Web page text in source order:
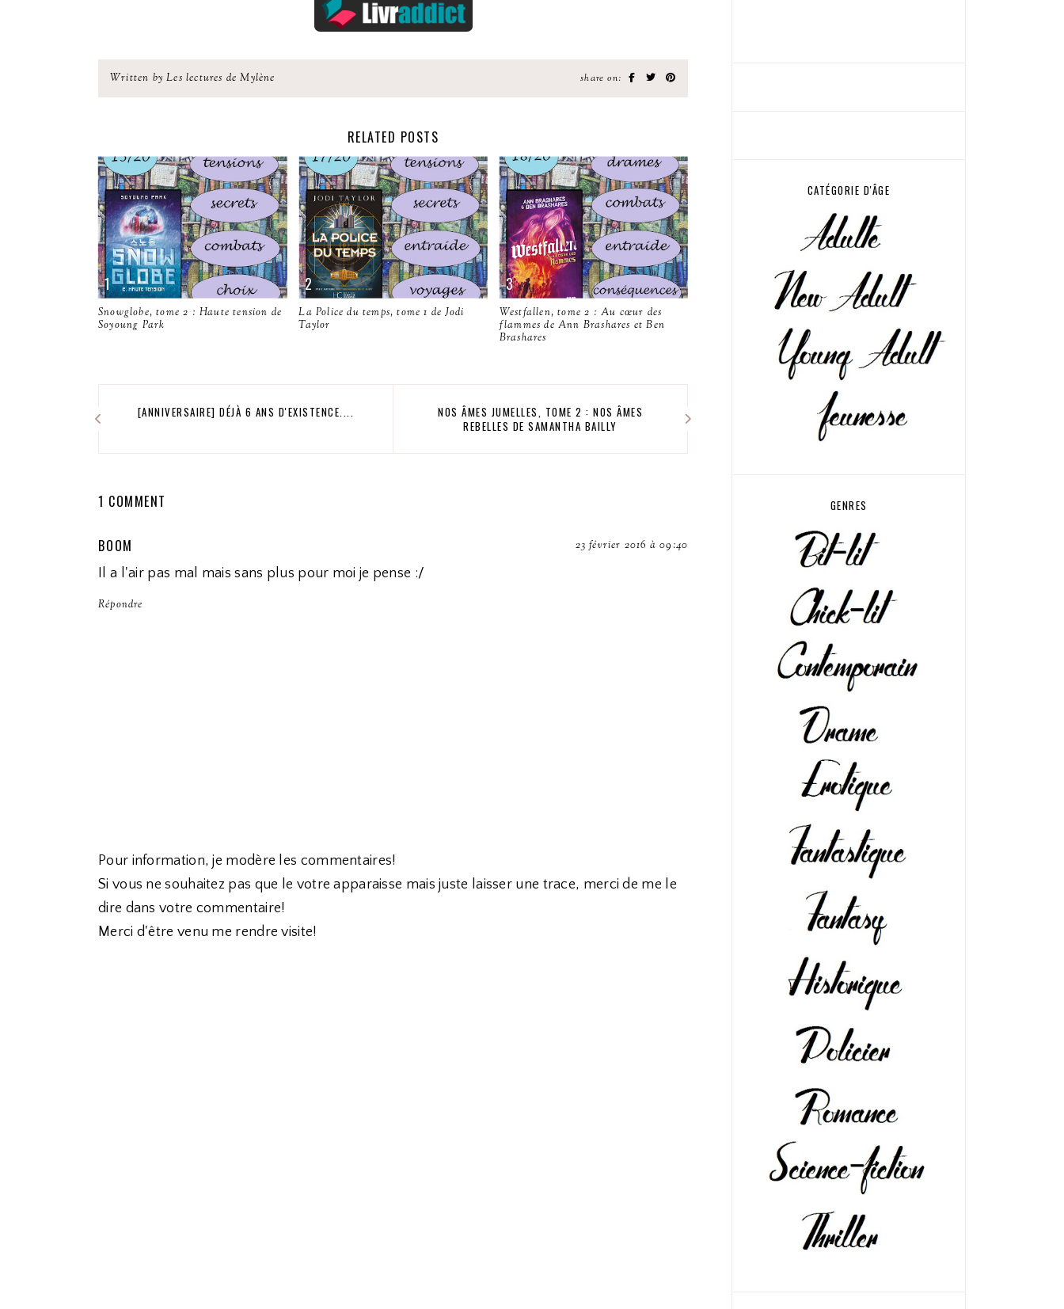
Written by Les lectures de Mylène share on:
RELATED POSTS
Snowglobe, tome 2 : Haute tension de
Soyoung Park
La Police du temps, tome 1 de Jodi
Taylor
Westfallen, tome 2 : Au cœur des
flammes de Ann Brashares et Ben
Brashares
[ANNIVERSAIRE] DÉJÀ 6 ANS D'EXISTENCE....
NOS ÂMES JUMELLES, TOME 2 : NOS ÂMES
REBELLES DE SAMANTHA BAILLY
1 COMMENT
BOOM 23 février 2016 à 09:40
Il a l'air pas mal mais sans plus pour moi je pense :/
Répondre
Pour information, je modère les commentaires!
Si vous ne souhaitez pas que le votre apparaisse mais juste laisser une trace, merci de me le
dire dans votre commentaire!
Merci d'être venu me rendre visite!
CATÉGORIE D'ÂGE
GENRES